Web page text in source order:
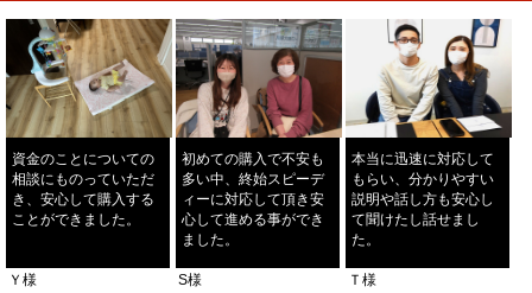
資金のことについての
相談にものっていただ
き、安心して購入する
ことができました。
Ｙ様
初めての購入で不安も
多い中、終始スピーデ
ィーに対応して頂き安
心して進める事ができ
ました。
S様
本当に迅速に対応して
もらい、分かりやすい
説明や話し方も安心し
て聞けたし話せまし
た。
Ｔ様